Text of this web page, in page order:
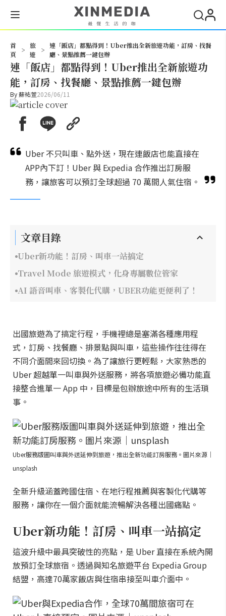
首
頁
>
旅
遊
>
連「飯店」都點得到！Uber推出全新旅遊功能，訂房、找餐
廳、景點推薦一鍵包辦
連「飯店」都點得到！Uber推出全新旅遊功
能，訂房、找餐廳、景點推薦一鍵包辦
By蘇祐萱2026/06/11
Uber 不只叫車、點外送，現在連飯店也能直接在
APP內下訂！Uber 與 Expedia 合作推出訂房服
務，讓旅客可以預訂全球超過 70 萬間人氣住宿。
文章目錄
Uber新功能！訂房、叫車一站搞定
Travel Mode 旅遊模式，化身專屬數位管家
AI 語音叫車、客製化代購，UBER功能更便利了！
出國旅遊為了搞定行程，手機裡總是塞滿各種應用程
式，訂房、找餐廳、排景點與叫車，這些操作往往得在
不同介面間來回切換。為了讓旅行更輕鬆，大家熟悉的
Uber 超越單一叫車與外送服務，將各項旅遊必備功能直
接整合進單一 App 中，目標是包辦旅途中所有的生活瑣
事。
Uber服務版圖叫車與外送延伸到旅遊，推出全新功能訂房服務。圖片來源｜
unsplash
全新升級涵蓋跨國住宿、在地行程推薦與客製化代購等
服務，讓你在一個介面就能流暢解決各種出國痛點。
Uber新功能！訂房、叫車一站搞定
這波升級中最具突破性的亮點，是 Uber 直接在系統內開
放預訂全球旅宿。透過與知名旅遊平台 Expedia Group
結盟，高達70萬家飯店與住宿串接至叫車介面中。